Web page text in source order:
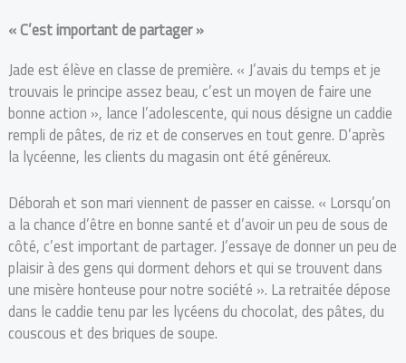
« C’est important de partager »
Jade est élève en classe de première. « J’avais du temps et je
trouvais le principe assez beau, c’est un moyen de faire une
bonne action », lance l’adolescente, qui nous désigne un caddie
rempli de pâtes, de riz et de conserves en tout genre. D’après
la lycéenne, les clients du magasin ont été généreux.
Déborah et son mari viennent de passer en caisse. « Lorsqu’on
a la chance d’être en bonne santé et d’avoir un peu de sous de
côté, c’est important de partager. J’essaye de donner un peu de
plaisir à des gens qui dorment dehors et qui se trouvent dans
une misère honteuse pour notre société ». La retraitée dépose
dans le caddie tenu par les lycéens du chocolat, des pâtes, du
couscous et des briques de soupe.